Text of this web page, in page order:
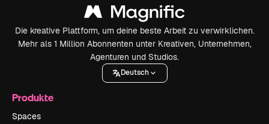
Die kreative Plattform, um deine beste Arbeit zu verwirklichen.
Mehr als 1 Million Abonnenten unter Kreativen, Unternehmen,
Agenturen und Studios.
Deutsch
Produkte
Spaces